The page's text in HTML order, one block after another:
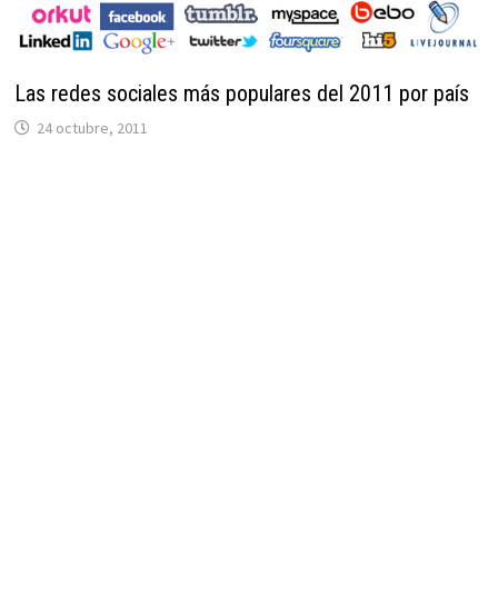
Las redes sociales más populares del 2011 por país
24 octubre, 2011